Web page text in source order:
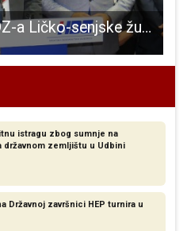
Novi predsjednik HDZ-a Ličko-senjske županije Marijan Kustić dobio 2792 glasa na današnjim izborima!!!
istragu zbog sumnje na
državnom zemljištu u Udbini
Državnoj završnici HEP turnira u